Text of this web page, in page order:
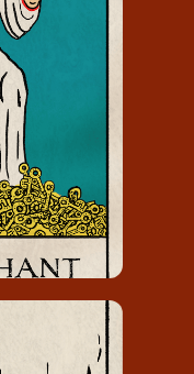
nummer
en